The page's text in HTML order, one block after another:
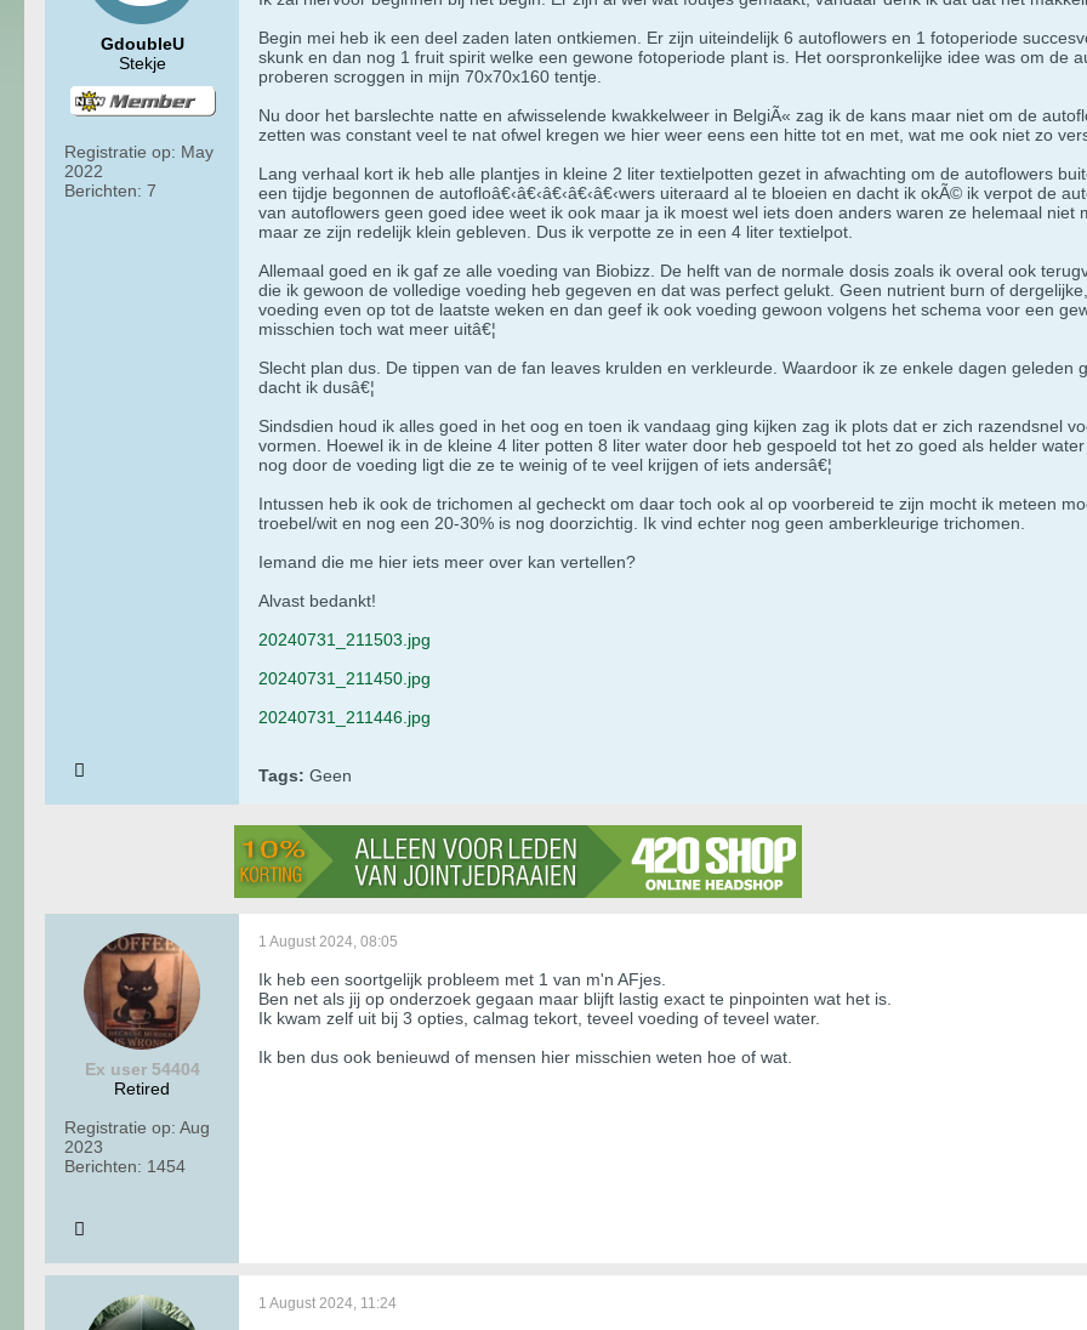
GdoubleU
Stekje
Registratie op: May
2022
Berichten: 7
Begin mei heb ik een deel zaden laten ontkiemen. Er zijn uiteindelijk 6 autoflowers en 1 fotoperiode
skunk en dan nog 1 fruit spirit welke een gewone fotoperiode plant is. Het oorspronkelijke idee was om de
proberen scroggen in mijn 70x70x160 tentje.
Nu door het barslechte natte en afwisselende kwakkelweer in BelgiÃ« zag ik de kans maar niet om de
zetten was constant veel te nat ofwel kregen we hier weer eens een hitte tot en met, wat me ook niet zo
Lang verhaal kort ik heb alle plantjes in kleine 2 liter textielpotten gezet in afwachting om de autoflowers
een tijdje begonnen de autofloâ€‹â€‹â€‹â€‹â€‹wers uiteraard al te bloeien en dacht ik okÃ© ik verpot de
van autoflowers geen goed idee weet ik ook maar ja ik moest wel iets doen anders waren ze helemaal
maar ze zijn redelijk klein gebleven. Dus ik verpotte ze in een 4 liter textielpot.
Allemaal goed en ik gaf ze alle voeding van Biobizz. De helft van de normale dosis zoals ik overal ook
die ik gewoon de volledige voeding heb gegeven en dat was perfect gelukt. Geen nutrient burn of
voeding even op tot de laatste weken en dan geef ik ook voeding gewoon volgens het schema voor een
misschien toch wat meer uitâ€¦
Slecht plan dus. De tippen van de fan leaves krulden en verkleurde. Waardoor ik ze enkele dagen
dacht ik dusâ€¦
Sindsdien houd ik alles goed in het oog en toen ik vandaag ging kijken zag ik plots dat er zich razendsnel
vormen. Hoewel ik in de kleine 4 liter potten 8 liter water door heb gespoeld tot het zo goed als helder
nog door de voeding ligt die ze te weinig of te veel krijgen of iets andersâ€¦
Intussen heb ik ook de trichomen al gecheckt om daar toch ook al op voorbereid te zijn mocht ik meteen
troebel/wit en nog een 20-30% is nog doorzichtig. Ik vind echter nog geen amberkleurige trichomen.
Iemand die me hier iets meer over kan vertellen?
Alvast bedankt!
20240731_211503.jpg
20240731_211450.jpg
20240731_211446.jpg
Tags: Geen
Ex user 54404
Retired
Registratie op: Aug
2023
Berichten: 1454
1 August 2024, 08:05
Ik heb een soortgelijk probleem met 1 van m'n AFjes.
Ben net als jij op onderzoek gegaan maar blijft lastig exact te pinpointen wat het is.
Ik kwam zelf uit bij 3 opties, calmag tekort, teveel voeding of teveel water.
Ik ben dus ook benieuwd of mensen hier misschien weten hoe of wat.
1 August 2024, 11:24